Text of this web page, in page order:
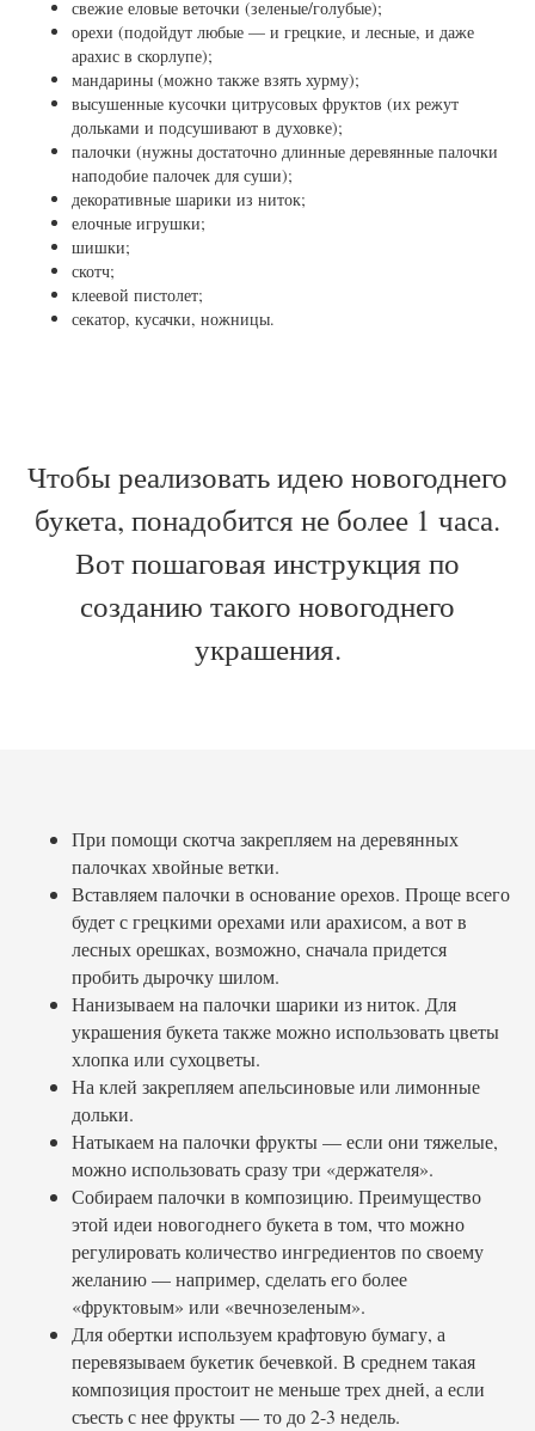
свежие еловые веточки (зеленые/голубые);
орехи (подойдут любые — и грецкие, и лесные, и даже
арахис в скорлупе);
мандарины (можно также взять хурму);
высушенные кусочки цитрусовых фруктов (их режут
дольками и подсушивают в духовке);
палочки (нужны достаточно длинные деревянные палочки
наподобие палочек для суши);
декоративные шарики из ниток;
елочные игрушки;
шишки;
скотч;
клеевой пистолет;
секатор, кусачки, ножницы.
Чтобы реализовать идею новогоднего
букета, понадобится не более 1 часа.
Вот пошаговая инструкция по
созданию такого новогоднего
украшения.
При помощи скотча закрепляем на деревянных
палочках хвойные ветки.
Вставляем палочки в основание орехов. Проще всего
будет с грецкими орехами или арахисом, а вот в
лесных орешках, возможно, сначала придется
пробить дырочку шилом.
Нанизываем на палочки шарики из ниток. Для
украшения букета также можно использовать цветы
хлопка или сухоцветы.
На клей закрепляем апельсиновые или лимонные
дольки.
Натыкаем на палочки фрукты — если они тяжелые,
можно использовать сразу три «держателя».
Собираем палочки в композицию. Преимущество
этой идеи новогоднего букета в том, что можно
регулировать количество ингредиентов по своему
желанию — например, сделать его более
«фруктовым» или «вечнозеленым».
Для обертки используем крафтовую бумагу, а
перевязываем букетик бечевкой. В среднем такая
композиция простоит не меньше трех дней, а если
съесть с нее фрукты — то до 2-3 недель.